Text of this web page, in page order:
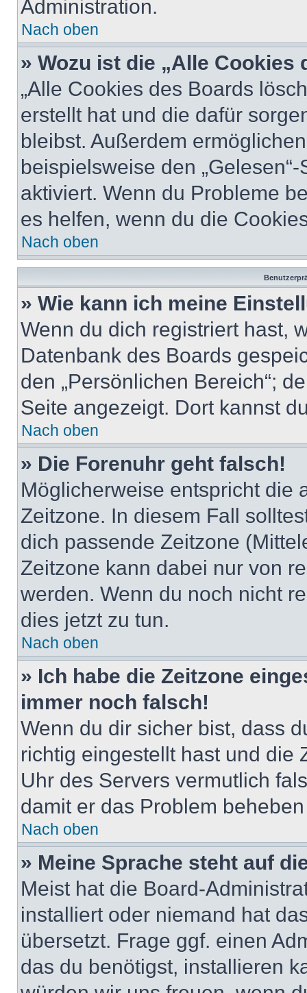
Administration.
Nach oben
» Wozu ist die „Alle
„Alle Cookies des Boards
erstellt hat und die dafür
bleibst. Außerdem
beispielsweise den
aktiviert. Wenn du Probleme
es helfen, wenn du die
Nach oben
» Wie kann ich meine
Wenn du dich registriert hast,
Datenbank des Boards
den „Persönlichen Bereich“;
Seite angezeigt. Dort kannst
Nach oben
» Die Forenuhr geht falsch!
Möglicherweise entspricht die
Zeitzone. In diesem Fall
dich passende Zeitzone
Zeitzone kann dabei nur von
werden. Wenn du noch nicht
dies jetzt zu tun.
Nach oben
» Ich habe die Zeitzone
immer noch falsch!
Wenn du dir sicher bist, dass
richtig eingestellt hast und die
Uhr des Servers vermutlich
damit er das Problem
Nach oben
» Meine Sprache steht auf
Meist hat die Board-
installiert oder niemand hat
übersetzt. Frage ggf. einen
das du benötigst, installieren